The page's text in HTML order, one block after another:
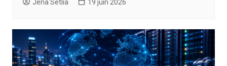
Jena Setlia 19 juin 2026